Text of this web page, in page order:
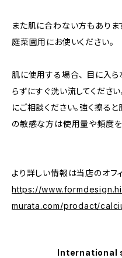
また肌に合わない方もありま
庭菜園用にお使いください。
肌に使用する場合、 目に入ら
らずにすぐ洗い流してくださ
にご相談ください。強く擦る
の敏感な方は使用量や頻度を
より詳しい情報は当店のオフ
https://
murata.com/prodact/
International